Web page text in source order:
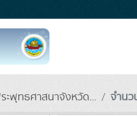
ะพุทธศาสนาจังหวัด... จำน